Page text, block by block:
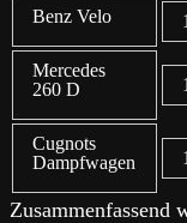
Benz Velo
Mercedes
260 D
Cugnots
Dampfwagen
Zusammenfassend